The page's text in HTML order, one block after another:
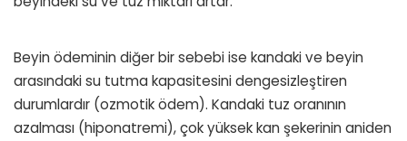
Beyin ödeminin diğer bir sebebi ise kandaki ve beyin
arasındaki su tutma kapasitesini dengesizleştiren
durumlardır (ozmotik ödem). Kandaki tuz oranının
azalması (hiponatremi), çok yüksek kan şekerinin aniden